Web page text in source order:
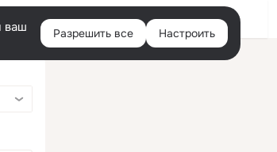
Войти
ваш
Разрешить все Настроить